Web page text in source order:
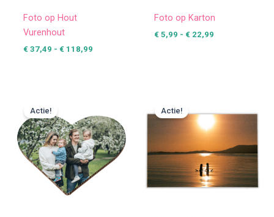
Foto op Hout
Vurenhout
€37,49 - €118,99
Foto op Karton
€5,99 - €22,99
Actie!
tot
€ 20,99
Actie!
tot